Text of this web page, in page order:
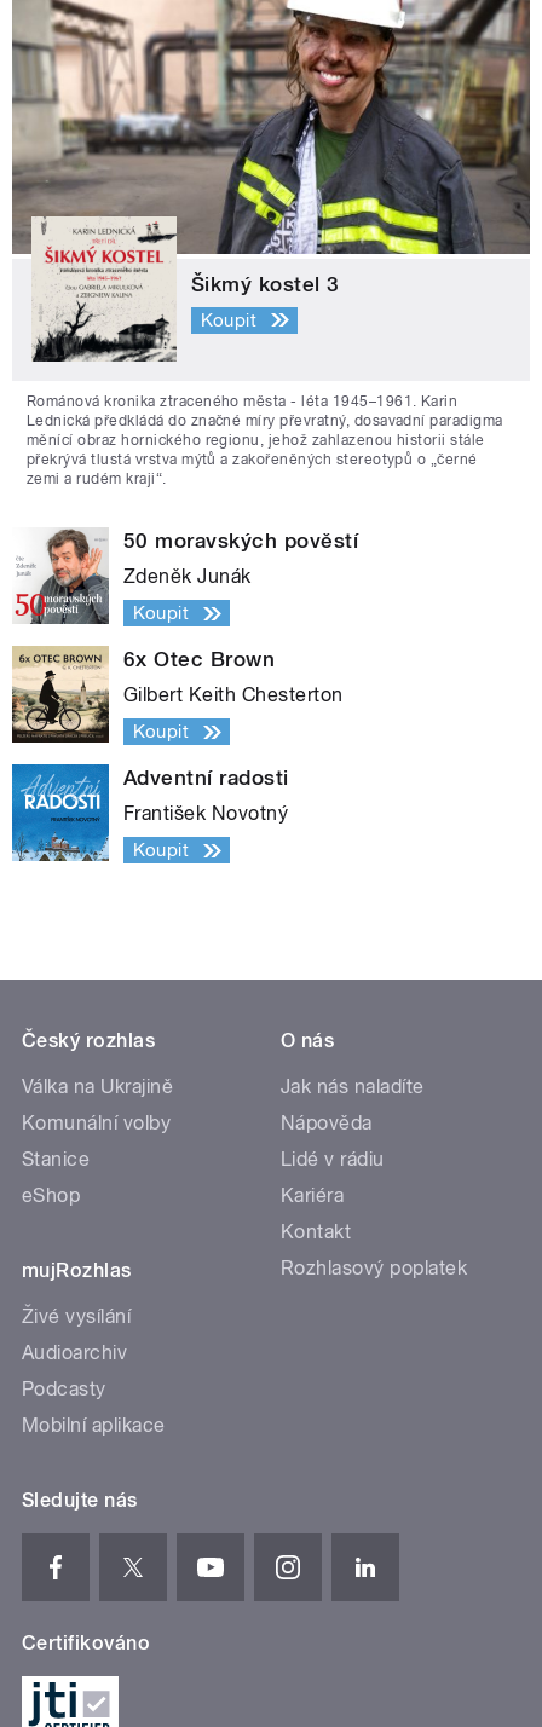
Šikmý kostel 3
Koupit
Románová kronika ztraceného města - léta 1945–1961. Karin
Lednická předkládá do značné míry převratný, dosavadní paradigma
měnící obraz hornického regionu, jehož zahlazenou historii stále
překrývá tlustá vrstva mýtů a zakořeněných stereotypů o „černé
zemi a rudém kraji“.
50 moravských pověstí
Zdeněk Junák
Koupit
6x Otec Brown
Gilbert Keith Chesterton
Koupit
Adventní radosti
František Novotný
Koupit
Český rozhlas
Válka na Ukrajině
Komunální volby
Stanice
eShop
mujRozhlas
Živé vysílání
Audioarchiv
Podcasty
Mobilní aplikace
O nás
Jak nás naladíte
Nápověda
Lidé v rádiu
Kariéra
Kontakt
Rozhlasový poplatek
Sledujte nás
Certifikováno